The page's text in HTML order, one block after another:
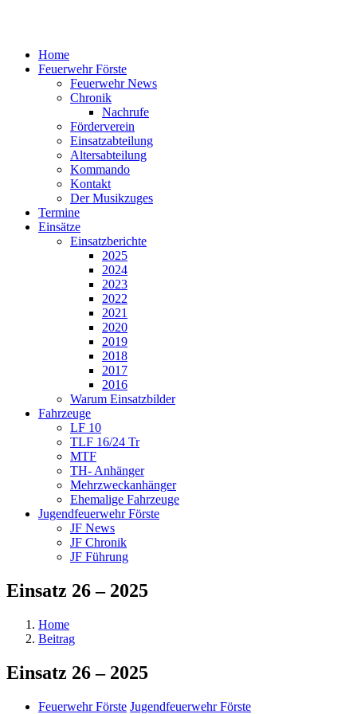
Home
Feuerwehr Förste
Feuerwehr News
Chronik
Nachrufe
Förderverein
Einsatzabteilung
Altersabteilung
Kommando
Kontakt
Der Musikzuges
Termine
Einsätze
Einsatzberichte
2025
2024
2023
2022
2021
2020
2019
2018
2017
2016
Warum Einsatzbilder
Fahrzeuge
LF 10
TLF 16/24 Tr
MTF
TH- Anhänger
Mehrzweckanhänger
Ehemalige Fahrzeuge
Jugendfeuerwehr Förste
JF News
JF Chronik
JF Führung
Einsatz 26 – 2025
Home
Beitrag
Einsatz 26 – 2025
Feuerwehr Förste Jugendfeuerwehr Förste